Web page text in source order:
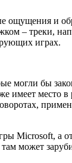
ощущения и
– треки,
играх.
могли бы
имеет место
Microsoft, а
может